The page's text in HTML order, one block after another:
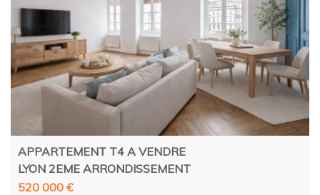
APPARTEMENT T4 A VENDRE
LYON 2EME ARRONDISSEMENT
520 000 €